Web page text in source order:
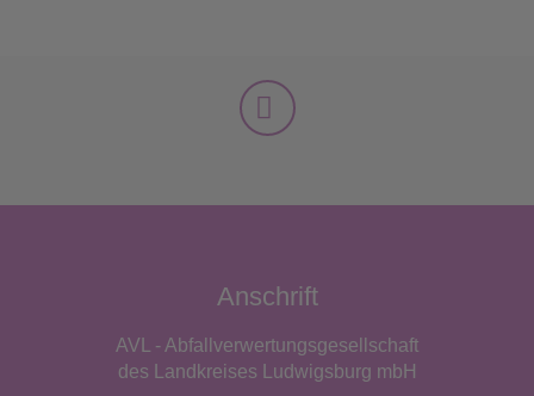
Anschrift
AVL - Abfallverwertungsgesellschaft
des Landkreises Ludwigsburg mbH